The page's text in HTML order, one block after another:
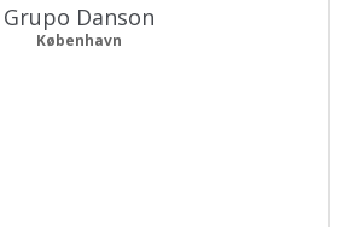
Grupo Danson
København